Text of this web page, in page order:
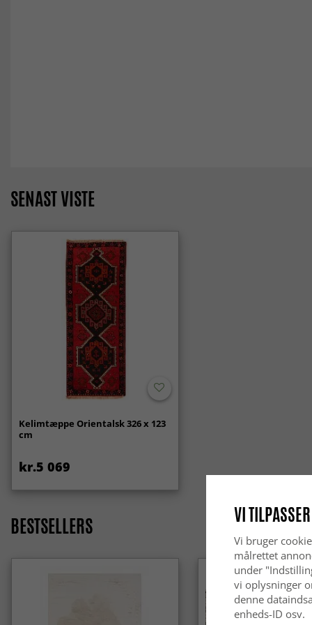
SENAST VISTE
Kelimtæppe Orientalsk 326 x 123
cm
kr.5 069
BESTSELLERS VI
Vi bruger
målrettet
under
vi oplysninger
denne
enheds-ID osv.